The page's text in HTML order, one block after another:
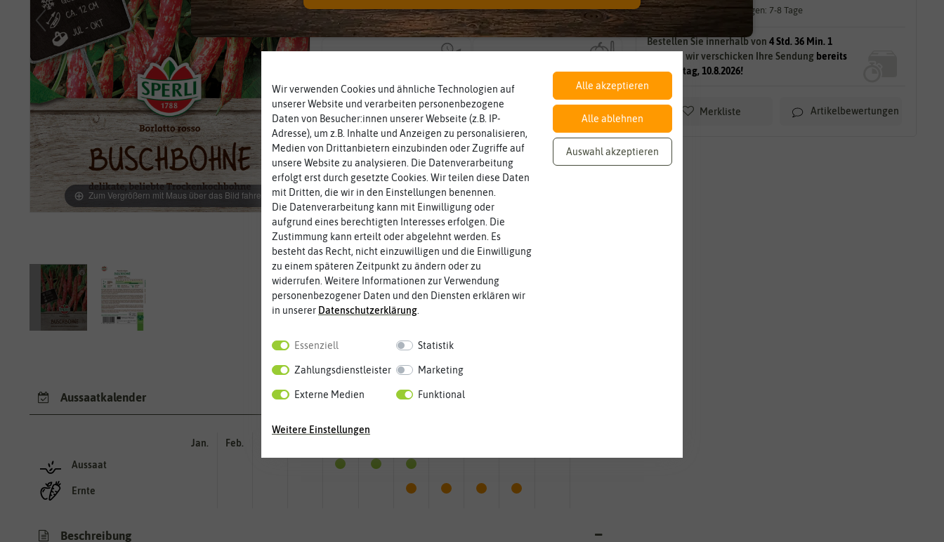
Zum Vergrößern mit Maus über das Bild fahren
Lieferzeit für größere Mengen: 7-8 Tage
Bestellen Sie innerhalb von 4 Std. 36 Min. 0
und wir verschicken Ihre Sendung bereits
am Montag, 10.8.2026!
Merkliste Artikelbewertungen
Wie viel Licht benötigt die
mehrfarbig, rot, weiß
Die Farbe der reifen Frucht, die
Aussaatkalender
Aussaat
Ernte
Jan. Feb.
Beschreibung
Wir verwenden Cookies und ähnliche Technologien auf
unserer Website und verarbeiten personenbezogene
Daten von Besucher:innen unserer Webseite (z.B. IP-
Adresse), um z.B. Inhalte und Anzeigen zu personalisieren,
Medien von Drittanbietern einzubinden oder Zugriffe auf
unsere Website zu analysieren. Die Datenverarbeitung
erfolgt erst durch gesetzte Cookies. Wir teilen diese Daten
mit Dritten, die wir in den Einstellungen benennen.
Die Datenverarbeitung kann mit Einwilligung oder
aufgrund eines berechtigten Interesses erfolgen. Die
Zustimmung kann erteilt oder abgelehnt werden. Es
besteht das Recht, nicht einzuwilligen und die Einwilligung
zu einem späteren Zeitpunkt zu ändern oder zu
widerrufen. Weitere Informationen zur Verwendung
personenbezogener Daten und den Diensten erklären wir
in unserer Daten­schutz­erklärung
Essenziell Statistik
Zahlungsdienstleister Marketing
Externe Medien Funktional
Weitere Einstellungen
Alle akzeptieren
Alle ablehnen
Auswahl akzeptieren